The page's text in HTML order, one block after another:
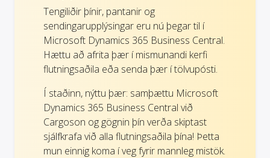
Tengiliðir þínir, pantanir og
sendingarupplýsingar eru nú þegar til í
Microsoft Dynamics 365 Business Central.
Hættu að afrita þær í mismunandi kerfi
flutningsaðila eða senda þær í tölvupósti.
Í staðinn, nýttu þær: samþættu Microsoft
Dynamics 365 Business Central við
Cargoson og gögnin þín verða skiptast
sjálfkrafa við alla flutningsaðila þína! Þetta
mun einnig koma í veg fyrir mannleg mistök.